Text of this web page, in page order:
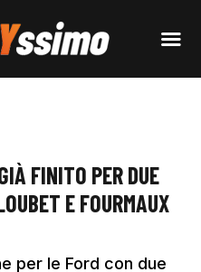
FINITO PER DUE
E FOURMAUX
per le Ford con due